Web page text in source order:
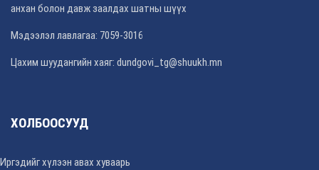
анхан болон давж заалдах шатны шүүх
Мэдээлэл лавлагаа: 7059-3016
Цахим шуудангийн хаяг: dundgovi_tg@shuukh.mn
ХОЛБООСУУД
Иргэдийг хүлээн авах хуваарь